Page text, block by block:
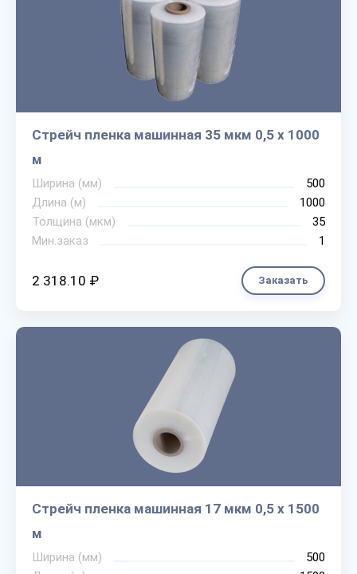
Стрейч пленка машинная 35 мкм 0,5 х 1000
м
Ширина (мм)
500
Длина (м)
1000
Толщина (мкм)
35
Мин.заказ
1
2 318.10 ₽ Заказать
Стрейч пленка машинная 17 мкм 0,5 х 1500
м
Ширина (мм)
500